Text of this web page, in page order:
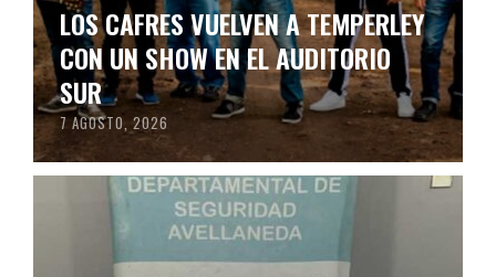
LOS CAFRES VUELVEN A TEMPERLEY
CON UN SHOW EN EL AUDITORIO
SUR
7 AGOSTO, 2026